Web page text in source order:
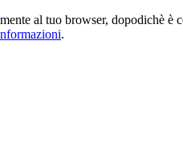
al tuo browser, dopodichè è
.